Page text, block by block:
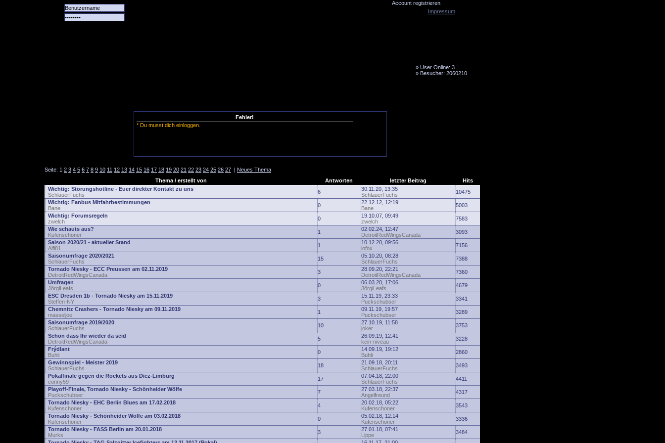
Account registrieren
» User Online: 3
» Besucher: 2060210
Fehler!
* Du musst dich einloggen.
Seite: 1 2 3 4 5 6 7 8 9 10 11 12 13 14 15 16 17 18 19 20 21 22 23 24 25 26 27 | Neues Thema
Thema / erstellt von
Antworten letzter Beitrag
Hits
Wichtig: Störungshotline - Euer direkter Kontakt zu uns
SchlauerFuchs
6
30.11.20, 13:35
SchlauerFuchs
10475
Wichtig: Fanbus Mitfahrbestimmungen
Bane
0
22.12.12, 12:19
Bane
5003
Wichtig: Forumsregeln
zwelch
0
19.10.07, 09:49
zwelch
7583
Wie schauts aus?
Kufenschoner
1
02.02.24, 12:47
DetroitRedWingsCanada
3093
Saison 2020/21 - aktueller Stand
Alfi81
1
10.12.20, 09:56
iofox
7156
Saisonumfrage 2020/2021
SchlauerFuchs
15
05.10.20, 08:28
SchlauerFuchs
7388
Tornado Niesky - ECC Preussen am 02.11.2019
DetroitRedWingsCanada
3
28.09.20, 22:21
DetroitRedWingsCanada
7360
Umfragen
JörgiLeafs
0
06.03.20, 17:06
JörgiLeafs
4679
ESC Dresden 1b - Tornado Niesky am 15.11.2019
Steffen-NY
3
15.11.19, 23:33
Puckschubser
3341
Chemnitz Crashers - Tornado Niesky am 09.11.2019
masseljoe
1
09.11.19, 19:57
Puckschubser
3289
Saisonumfrage 2019/2020
SchlauerFuchs
10
27.10.19, 11:58
joker
3753
Schön dass Ihr wieder da seid
DetroitRedWingsCanada
5
26.09.19, 12:41
kein-niveau
3228
Frýdlant
Buhli
0
14.09.19, 19:12
Buhli
2860
Gewinnspiel - Meister 2019
SchlauerFuchs
18
21.09.18, 20:11
SchlauerFuchs
3493
Pokalfinale gegen die Rockets aus Diez-Limburg
conny59
17
07.04.18, 22:00
SchlauerFuchs
4411
Playoff-Finale, Tornado Niesky - Schönheider Wölfe
Puckschubser
7
27.03.18, 22:37
Angelfreund
4317
Tornado Niesky - EHC Berlin Blues am 17.02.2018
Kufenschoner
4
20.02.18, 05:22
Kufenschoner
3543
Tornado Niesky - Schönheider Wölfe am 03.02.2018
Kufenschoner
0
05.02.18, 12:14
Kufenschoner
3336
Tornado Niesky - FASS Berlin am 20.01.2018
Murks
3
27.01.18, 07:41
Lippe
3484
Impressum